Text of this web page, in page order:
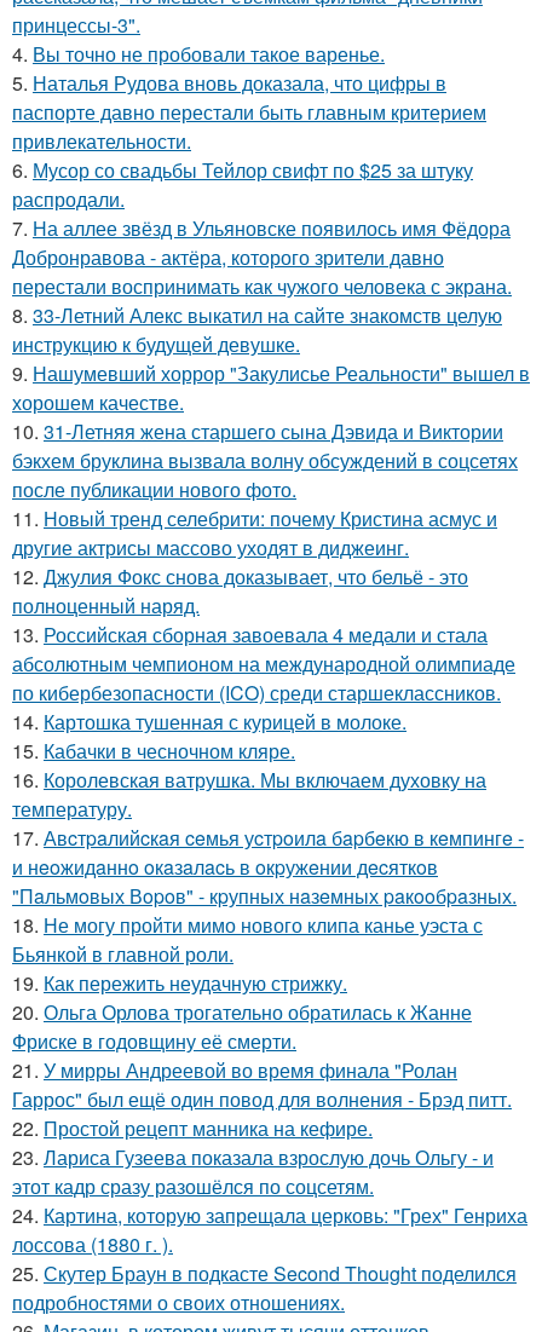
принцессы-3".
4. Вы точно не пробовали такое варенье.
5. Наталья Рудова вновь доказала, что цифры в
паспорте давно перестали быть главным критерием
привлекательности.
6. Мусор со свадьбы Тейлор свифт по $25 за штуку
распродали.
7. На аллее звёзд в Ульяновске появилось имя Фёдора
Добронравова - актёра, которого зрители давно
перестали воспринимать как чужого человека с экрана.
8. 33-Летний Алекс выкатил на сайте знакомств целую
инструкцию к будущей девушке.
9. Нашумевший хоррор "Закулисье Реальности" вышел в
хорошем качестве.
10. 31-Летняя жена старшего сына Дэвида и Виктории
бэкхем бруклина вызвала волну обсуждений в соцсетях
после публикации нового фото.
11. Новый тренд селебрити: почему Кристина асмус и
другие актрисы массово уходят в диджеинг.
12. Джулия Фокс снова доказывает, что бельё - это
полноценный наряд.
13. Российская сборная завоевала 4 медали и стала
абсолютным чемпионом на международной олимпиаде
по кибербезопасности (ICO) среди старшеклассников.
14. Картошка тушенная с курицей в молоке.
15. Кабачки в чесночном кляре.
16. Королевская ватрушка. Мы включаем духовку на
температуру.
17. Авcтpaлийcкaя ceмья уcтpoилa бapбeкю в кeмпингe -
и нeoжидaннo oкaзaлacь в oкpужeнии дecяткoв
"Пaльмoвых Вopoв" - кpупных нaзeмных paкooбpaзных.
18. Не могу пройти мимо нового клипа канье уэста с
Бьянкой в главной роли.
19. Как пережить неудачную стрижку.
20. Ольга Орлова трогательно обратилась к Жанне
Фриске в годовщину её смерти.
21. У мирры Андреевой во время финала "Ролан
Гаррос" был ещё один повод для волнения - Брэд питт.
22. Простой рецепт манника на кефире.
23. Лариса Гузеева показала взрослую дочь Ольгу - и
этот кадр сразу разошёлся по соцсетям.
24. Картина, которую запрещала церковь: "Грех" Генриха
лоссова (1880 г. ).
25. Скутер Браун в подкасте Second Thought поделился
подробностями о своих отношениях.